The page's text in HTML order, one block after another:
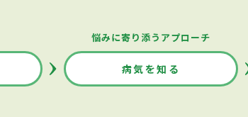
悩みに寄り添うアプローチ
病気を知る